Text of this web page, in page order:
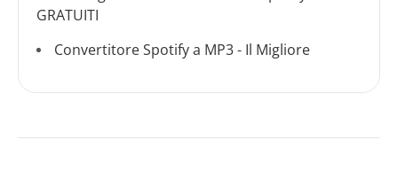
GRATUITI
Convertitore Spotify a MP3 - Il Migliore